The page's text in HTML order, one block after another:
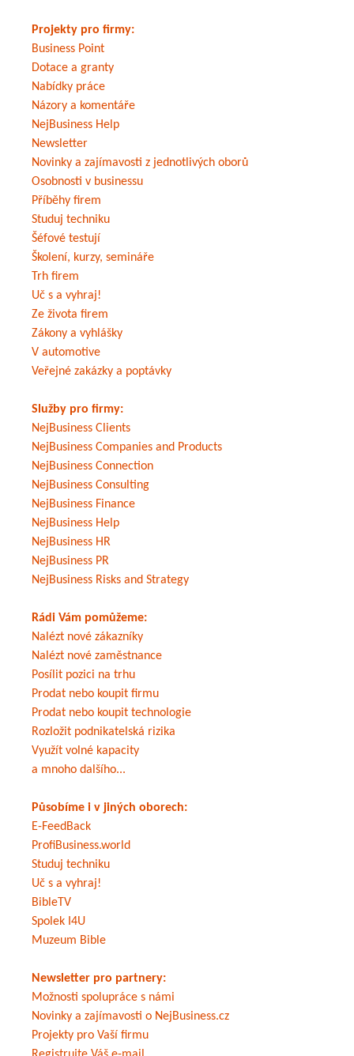
Projekty pro firmy:
Business Point
Dotace a granty
Nabídky práce
Názory a komentáře
NejBusiness Help
Newsletter
Novinky a zajímavosti z jednotlivých oborů
Osobnosti v businessu
Příběhy firem
Studuj techniku
Šéfové testují
Školení, kurzy, semináře
Trh firem
Uč s a vyhraj!
Ze života firem
Zákony a vyhlášky
V automotive
Veřejné zakázky a poptávky
Služby pro firmy:
NejBusiness Clients
NejBusiness Companies and Products
NejBusiness Connection
NejBusiness Consulting
NejBusiness Finance
NejBusiness Help
NejBusiness HR
NejBusiness PR
NejBusiness Risks and Strategy
Rádi Vám pomůžeme:
Nalézt nové zákazníky
Nalézt nové zaměstnance
Posílit pozici na trhu
Prodat nebo koupit firmu
Prodat nebo koupit technologie
Rozložit podnikatelská rizika
Využít volné kapacity
a mnoho dalšího...
Působíme i v jiných oborech:
E-FeedBack
ProfiBusiness.world
Studuj techniku
Uč s a vyhraj!
BibleTV
Spolek I4U
Muzeum Bible
Newsletter pro partnery:
Možnosti spolupráce s námi
Novinky a zajímavosti o NejBusiness.cz
Projekty pro Vaší firmu